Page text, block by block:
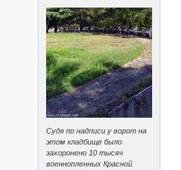
Судя по надписи у ворот на
этом кладбище было
захоронено 10 тысяч
военнопленных Красной